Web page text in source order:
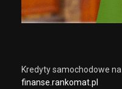
Kredyty samochodowe na
finanse.rankomat.pl